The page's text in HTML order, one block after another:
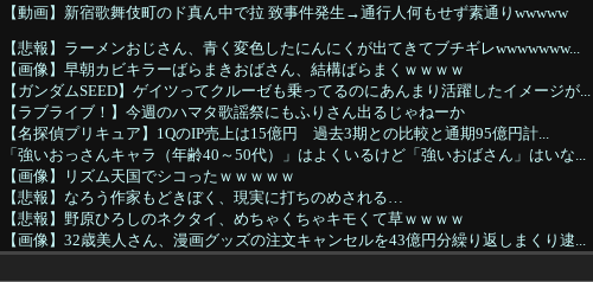
【動画】新宿歌舞伎町のド真ん中で拉 致事件発生→通行人何もせず素通りwwwww
【悲報】ラーメンおじさん、青く変色したにんにくが出てきてブチギレwwwwwww...
【画像】早朝カビキラーばらまきおばさん、結構ばらまくｗｗｗｗ
【ガンダムSEED】ゲイツってクルーゼも乗ってるのにあんまり活躍したイメージが...
【ラブライブ！】今週のハマタ歌謡祭にもふりさん出るじゃねーか
【名探偵プリキュア】1QのIP売上は15億円 過去3期との比較と通期95億円計...
「強いおっさんキャラ（年齢40～50代）」はよくいるけど「強いおばさん」はいな...
【画像】リズム天国でシコったｗｗｗｗｗ
【悲報】なろう作家もどきぼく、現実に打ちのめされる…
【悲報】野原ひろしのネクタイ、めちゃくちゃキモくて草ｗｗｗｗ
【画像】32歳美人さん、漫画グッズの注文キャンセルを43億円分繰り返しまくり逮...